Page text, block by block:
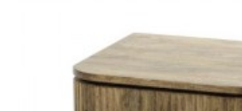
SZAFKA NA BUTY MITRA
BIAŁA 47X133,5 CM